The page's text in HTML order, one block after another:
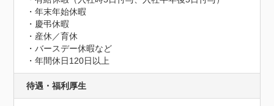
・年末年始休暇
・慶弔休暇
・産休／育休
・バースデー休暇など
・年間休日120日以上
待遇・福利厚生